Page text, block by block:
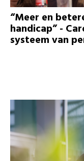
“Meer en
handicap” -
systeem van